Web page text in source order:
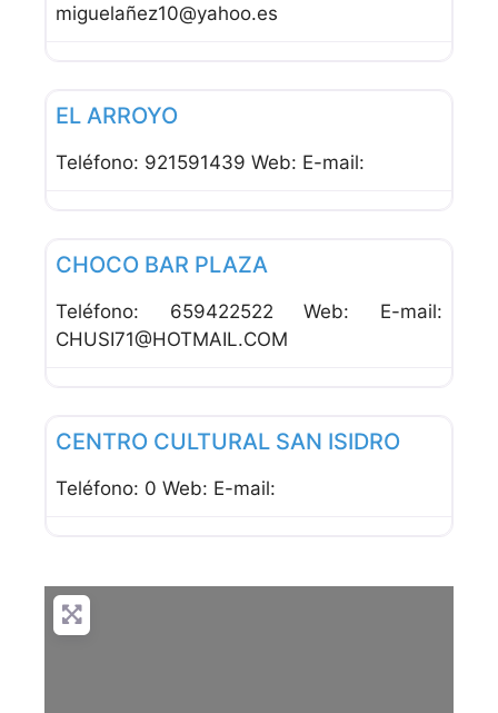
miguelañez10@yahoo.es
EL ARROYO
Teléfono: 921591439 Web: E-mail:
CHOCO BAR PLAZA
Teléfono: 659422522 Web: E-mail:
CHUSI71@HOTMAIL.COM
CENTRO CULTURAL SAN ISIDRO
Teléfono: 0 Web: E-mail: